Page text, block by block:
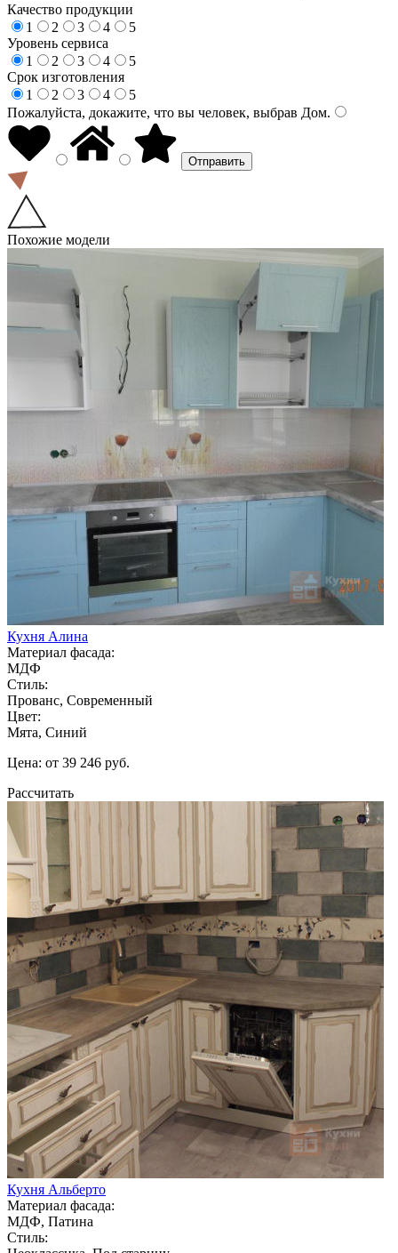
Качество продукции
1
2 3 4
5
Уровень сервиса
1
2 3 4
5
Срок изготовления
1
2 3 4
5
Пожалуйста, докажите, что вы человек, выбрав Дом.
Похожие модели
Кухня Алина
Материал фасада:
МДФ
Стиль:
Прованс, Современный
Цвет:
Мята, Синий
Цена: от 39 246 руб.
Рассчитать
Кухня Альберто
Материал фасада:
МДФ, Патина
Стиль: